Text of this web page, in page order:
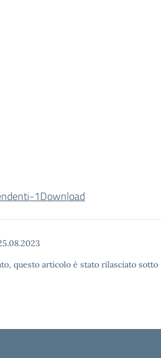
1Download
questo articolo è stato rilasciato